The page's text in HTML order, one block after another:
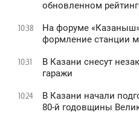
обновленном
10:38
На форуме
формление станции
10:31
В Казани снесут
гаражи
10:24
В Казани начали
80-й годовщины